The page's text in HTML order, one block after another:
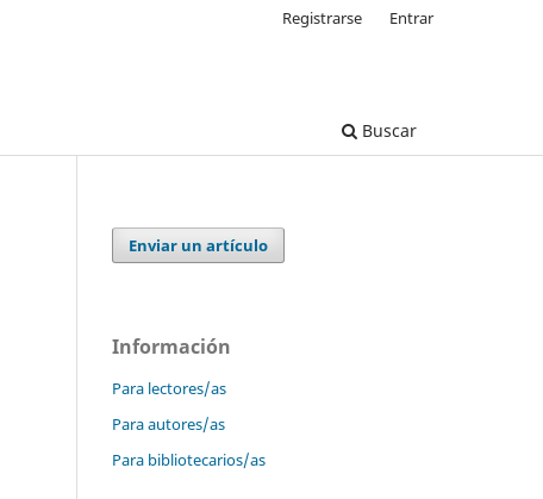
Buscar
Registrarse Entrar
Enviar un artículo
Información
Para lectores/as
Para autores/as
Para bibliotecarios/as